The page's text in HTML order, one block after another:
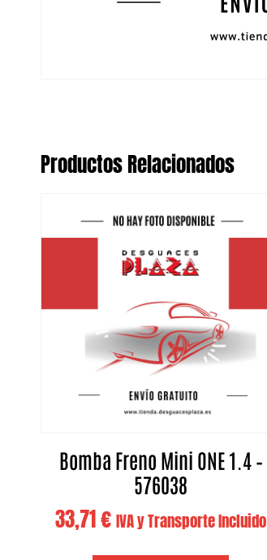
Productos Relacionados
Bomba Freno Mini ONE 1.4 –
576038
33,71€ IVA y Transporte Incluido